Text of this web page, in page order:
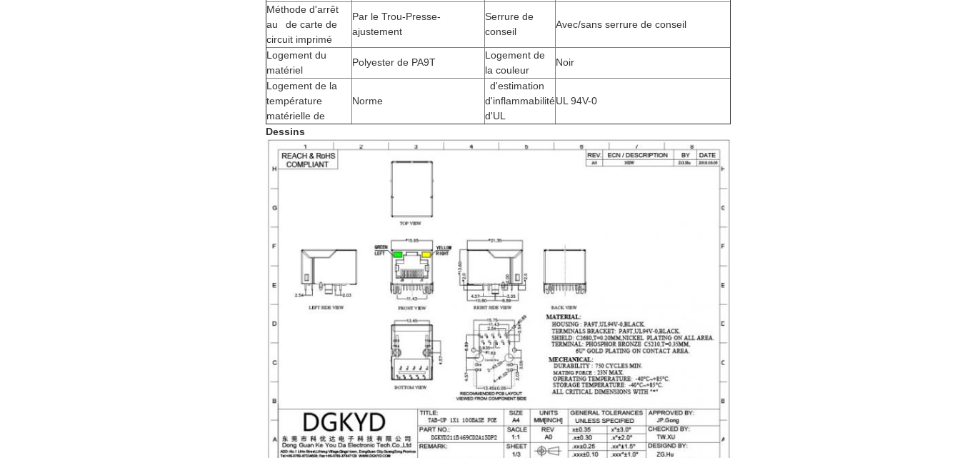
Méthode d'arrêt
au de carte de
circuit imprimé
Par le Trou-Presse-
ajustement
Serrure de
conseil
Avec/sans serrure de conseil
Logement du
matériel
Polyester de PA9T
Logement de
la couleur
Noir
Logement de la
température
matérielle de
Norme
d'estimation
d'inflammabilité
d'UL
UL 94V-0
Dessins